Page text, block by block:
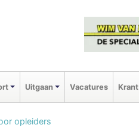
Uitgaan Vacatures Krant
opleiders